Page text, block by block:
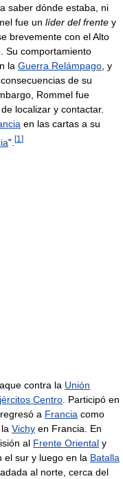
saber dónde estaba, ni
fue un líder del frente y
brevemente con el Alto
Su comportamiento
la Guerra Relámpago, y
de su
Rommel fue
localizar y contactar.
en las cartas a su
". [1 ]
contra la Unión
Centro . Participó en
regresó a Francia como
Vichy en Francia. En
al Frente Oriental y
el sur y luego en la Batalla
al norte, cerca del